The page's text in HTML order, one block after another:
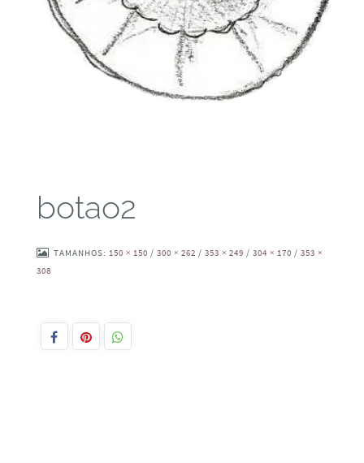
botao2
TAMANHOS: 150 × 150 / 300 × 262 / 353 × 249 / 304 × 170 / 353 ×
308